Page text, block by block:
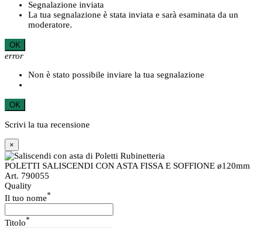
Segnalazione inviata
La tua segnalazione è stata inviata e sarà esaminata da un
moderatore.
OK
error
Non è stato possibile inviare la tua segnalazione
OK
Scrivi la tua recensione
×
POLETTI SALISCENDI CON ASTA FISSA E SOFFIONE ø120mm
Art. 790055
Quality
Il tuo nome*
Titolo*